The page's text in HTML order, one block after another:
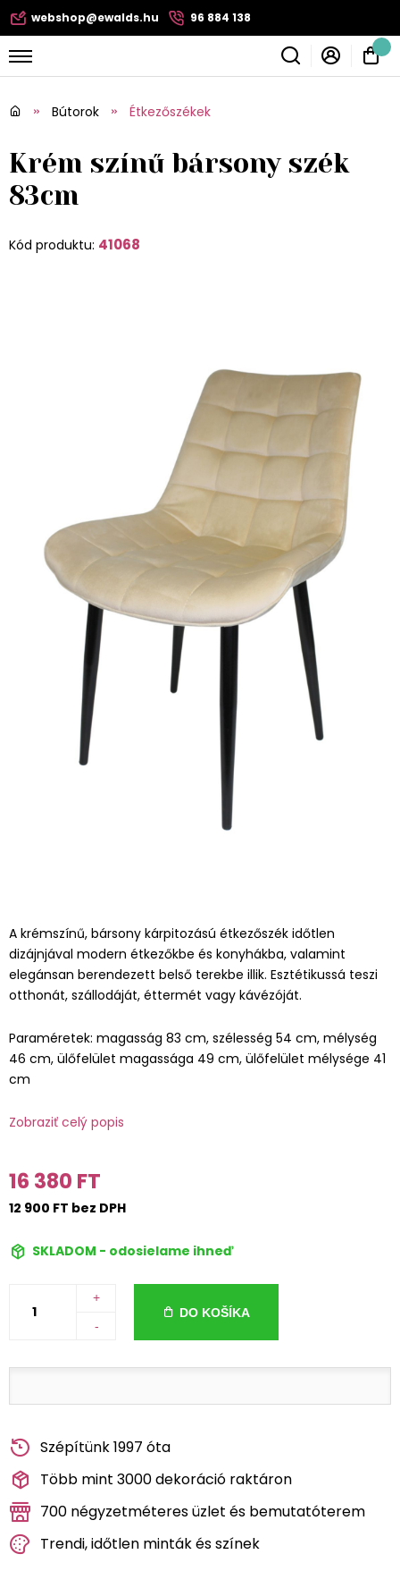
webshop@ewalds.hu 96 884 138
Bútorok Étkezőszékek
Krém színű bársony szék
83cm
Kód produktu: 41068
A krémszínű, bársony kárpitozású étkezőszék időtlen
dizájnjával modern étkezőkbe és konyhákba, valamint
elegánsan berendezett belső terekbe illik. Esztétikussá teszi
otthonát, szállodáját, éttermét vagy kávézóját.
Paraméretek: magasság 83 cm, szélesség 54 cm, mélység
46 cm, ülőfelület magassága 49 cm, ülőfelület mélysége 41
cm
Zobraziť celý popis
16 380 FT
12 900 FT bez DPH
SKLADOM - odosielame ihneď
+
-
DO KOŠÍKA
Szépítünk 1997 óta
Több mint 3000 dekoráció raktáron
700 négyzetméteres üzlet és bemutatóterem
Trendi, időtlen minták és színek